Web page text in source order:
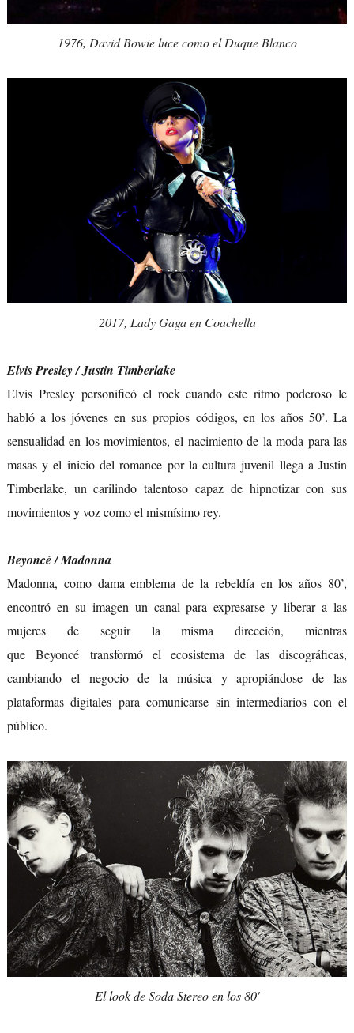
1976, David Bowie luce como el Duque Blanco
2017, Lady Gaga en Coachella
Elvis Presley / Justin Timberlake
Elvis Presley personificó el rock cuando este ritmo poderoso le
habló a los jóvenes en sus propios códigos, en los años 50’. La
sensualidad en los movimientos, el nacimiento de la moda para las
masas y el inicio del romance por la cultura juvenil llega a Justin
Timberlake, un carilindo talentoso capaz de hipnotizar con sus
movimientos y voz como el mismísimo rey.
Beyoncé / Madonna
Madonna, como dama emblema de la rebeldía en los años 80’,
encontró en su imagen un canal para expresarse y liberar a las
mujeres de seguir la misma dirección, mientras
queBeyoncé transformó el ecosistema de las discográficas,
cambiando el negocio de la música y apropiándose de las
plataformas digitales para comunicarse sin intermediarios con el
público.
El look de Soda Stereo en los 80'